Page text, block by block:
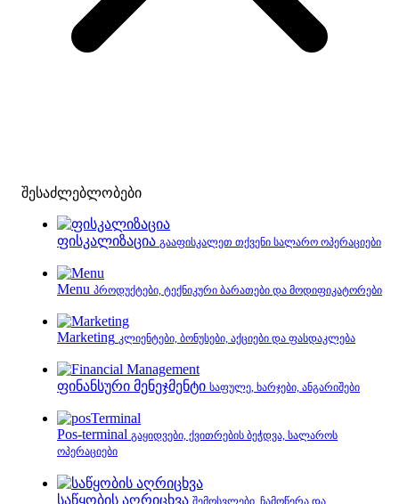
შესაძლებლობები
ფისკალიზაცია გააფისკალეთ თქვენი სალარო ოპერაციები
Menu პროდუქტები, ტექნიკური ბარათები და მოდიფიკატორები
Marketing კლიენტები, ბონუსები, აქციები და ფასდაკლება
ფინანსური მენეჯმენტი საფულე, ხარჯები, ანგარიშები
Pos-terminal გაყიდვები, ქვითრების ბეჭდვა, სალაროს
ოპერაციები
საწყობის აღრიცხვა შემოსვლები, ჩამოწერა და